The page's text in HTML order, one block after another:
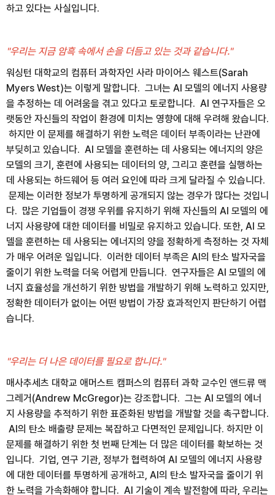
하고 있다는 사실입니다.
"우리는 지금 암흑 속에서 손을 더듬고 있는 것과 같습니다."
워싱턴 대학교의 컴퓨터 과학자인 사라 마이어스 웨스트(Sarah
Myers West)는 이렇게 말합니다. 그녀는 AI 모델의 에너지 사용량
을 추정하는 데 어려움을 겪고 있다고 토로합니다. AI 연구자들은 오
랫동안 자신들의 작업이 환경에 미치는 영향에 대해 우려해 왔습니다.
하지만 이 문제를 해결하기 위한 노력은 데이터 부족이라는 난관에
부딪히고 있습니다. AI 모델을 훈련하는 데 사용되는 에너지의 양은
모델의 크기, 훈련에 사용되는 데이터의 양, 그리고 훈련을 실행하는
데 사용되는 하드웨어 등 여러 요인에 따라 크게 달라질 수 있습니다.
문제는 이러한 정보가 투명하게 공개되지 않는 경우가 많다는 것입니
다. 많은 기업들이 경쟁 우위를 유지하기 위해 자신들의 AI 모델의 에
너지 사용량에 대한 데이터를 비밀로 유지하고 있습니다. 또한, AI 모
델을 훈련하는 데 사용되는 에너지의 양을 정확하게 측정하는 것 자체
가 매우 어려운 일입니다. 이러한 데이터 부족은 AI의 탄소 발자국을
줄이기 위한 노력을 더욱 어렵게 만듭니다. 연구자들은 AI 모델의 에
너지 효율성을 개선하기 위한 방법을 개발하기 위해 노력하고 있지만,
정확한 데이터가 없이는 어떤 방법이 가장 효과적인지 판단하기 어렵
습니다.
"우리는 더 나은 데이터를 필요로 합니다."
매사추세츠 대학교 애머스트 캠퍼스의 컴퓨터 과학 교수인 앤드류 맥
그레거(Andrew McGregor)는 강조합니다. 그는 AI 모델의 에너
지 사용량을 추적하기 위한 표준화된 방법을 개발할 것을 촉구합니다.
AI의 탄소 배출량 문제는 복잡하고 다면적인 문제입니다. 하지만 이
문제를 해결하기 위한 첫 번째 단계는 더 많은 데이터를 확보하는 것
입니다. 기업, 연구 기관, 정부가 협력하여 AI 모델의 에너지 사용량
에 대한 데이터를 투명하게 공개하고, AI의 탄소 발자국을 줄이기 위
한 노력을 가속화해야 합니다. AI 기술이 계속 발전함에 따라, 우리는